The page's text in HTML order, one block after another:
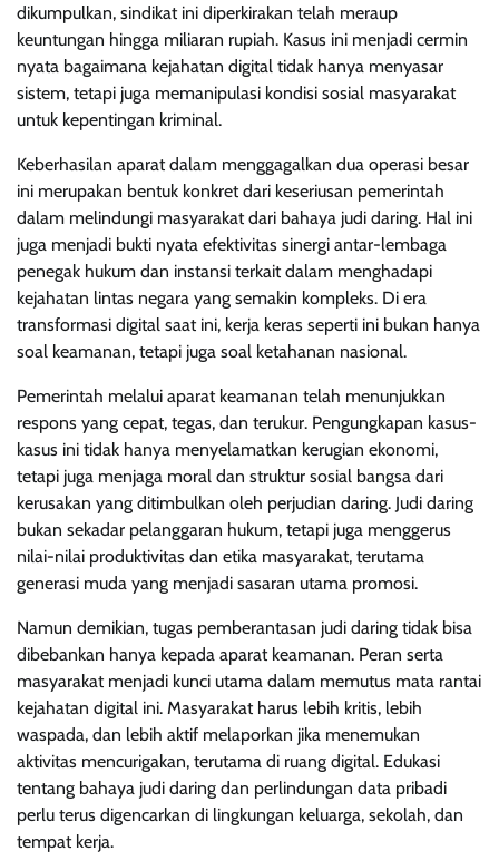
dikumpulkan, sindikat ini diperkirakan telah meraup
keuntungan hingga miliaran rupiah. Kasus ini menjadi cermin
nyata bagaimana kejahatan digital tidak hanya menyasar
sistem, tetapi juga memanipulasi kondisi sosial masyarakat
untuk kepentingan kriminal.
Keberhasilan aparat dalam menggagalkan dua operasi besar
ini merupakan bentuk konkret dari keseriusan pemerintah
dalam melindungi masyarakat dari bahaya judi daring. Hal ini
juga menjadi bukti nyata efektivitas sinergi antar-lembaga
penegak hukum dan instansi terkait dalam menghadapi
kejahatan lintas negara yang semakin kompleks. Di era
transformasi digital saat ini, kerja keras seperti ini bukan hanya
soal keamanan, tetapi juga soal ketahanan nasional.
Pemerintah melalui aparat keamanan telah menunjukkan
respons yang cepat, tegas, dan terukur. Pengungkapan kasus-
kasus ini tidak hanya menyelamatkan kerugian ekonomi,
tetapi juga menjaga moral dan struktur sosial bangsa dari
kerusakan yang ditimbulkan oleh perjudian daring. Judi daring
bukan sekadar pelanggaran hukum, tetapi juga menggerus
nilai-nilai produktivitas dan etika masyarakat, terutama
generasi muda yang menjadi sasaran utama promosi.
Namun demikian, tugas pemberantasan judi daring tidak bisa
dibebankan hanya kepada aparat keamanan. Peran serta
masyarakat menjadi kunci utama dalam memutus mata rantai
kejahatan digital ini. Masyarakat harus lebih kritis, lebih
waspada, dan lebih aktif melaporkan jika menemukan
aktivitas mencurigakan, terutama di ruang digital. Edukasi
tentang bahaya judi daring dan perlindungan data pribadi
perlu terus digencarkan di lingkungan keluarga, sekolah, dan
tempat kerja.